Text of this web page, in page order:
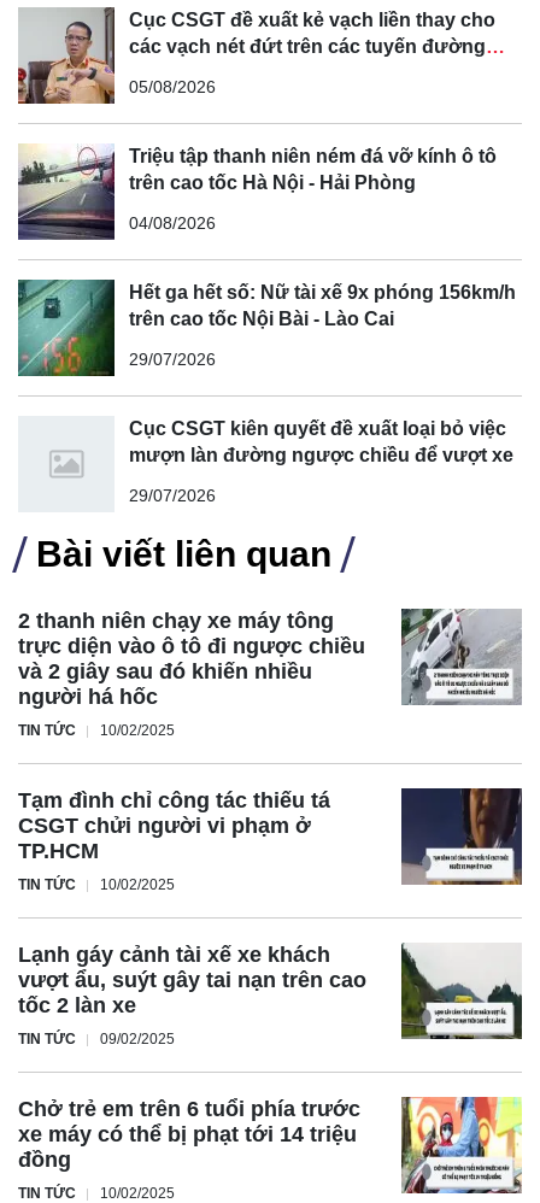
Cục CSGT đề xuất kẻ vạch liền thay cho
các vạch nét đứt trên các tuyến đường
05/08/2026
Triệu tập thanh niên ném đá vỡ kính ô tô
trên cao tốc Hà Nội - Hải Phòng
04/08/2026
Hết ga hết số: Nữ tài xế 9x phóng 156km/h
trên cao tốc Nội Bài - Lào Cai
29/07/2026
Cục CSGT kiên quyết đề xuất loại bỏ việc
mượn làn đường ngược chiều để vượt xe
29/07/2026
Bài viết liên quan
2 thanh niên chạy xe máy tông
trực diện vào ô tô đi ngược chiều
và 2 giây sau đó khiến nhiều
người há hốc
TIN TỨC 10/02/2025
Tạm đình chỉ công tác thiếu tá
CSGT chửi người vi phạm ở
TP.HCM
TIN TỨC 10/02/2025
Lạnh gáy cảnh tài xế xe khách
vượt ẩu, suýt gây tai nạn trên cao
tốc 2 làn xe
TIN TỨC 09/02/2025
Chở trẻ em trên 6 tuổi phía trước
xe máy có thể bị phạt tới 14 triệu
đồng
TIN TỨC 10/02/2025